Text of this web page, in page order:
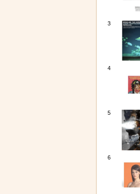
3
4
5
6